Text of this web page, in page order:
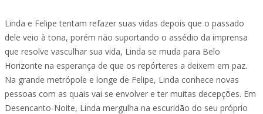
Linda e Felipe tentam refazer suas vidas depois que o passado
dele veio à tona, porém não suportando o assédio da imprensa
que resolve vasculhar sua vida, Linda se muda para Belo
Horizonte na esperança de que os repórteres a deixem em paz.
Na grande metrópole e longe de Felipe, Linda conhece novas
pessoas com as quais vai se envolver e ter muitas decepções. Em
Desencanto-Noite, Linda mergulha na escuridão do seu próprio